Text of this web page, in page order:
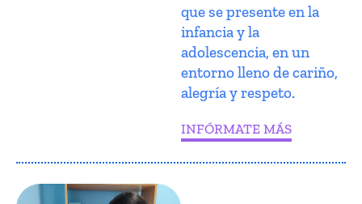
que se presente en la
infancia y la
adolescencia, en un
entorno lleno de cariño,
alegría y respeto.
INFÓRMATE MÁS